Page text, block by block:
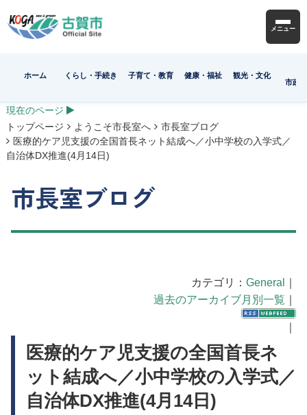
メニュー
ホーム くらし・手続き 子育て・教育 健康・福祉
観光・文化
市政
現在のページ
トップページ
ようこそ市長室へ
市長室ブログ
医療的ケア児支援の全国首長ネット結成へ／小中学校の入学式／
自治体DX推進(4月14日)
市長室ブログ
カテゴリ： General
過去のアーカイブ月別一覧
医療的ケア児支援の全国首長ネ
ット結成へ／小中学校の入学式／
自治体DX推進(4月14日)